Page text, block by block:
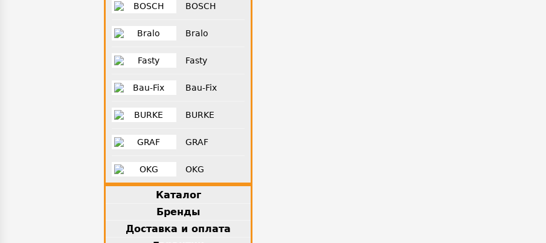
BOSCH
Bralo
Fasty
Bau-Fix
BURKE
GRAF
OKG
Каталог
Бренды
Доставка и оплата